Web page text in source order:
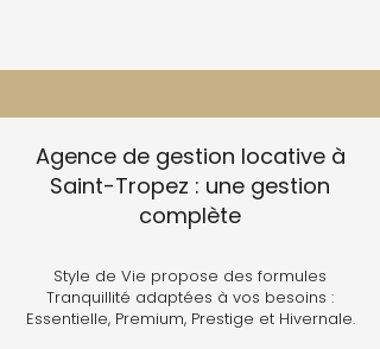
Agence de gestion locative à
Saint-Tropez : une gestion
complète
Style de Vie propose des formules
Tranquillité adaptées à vos besoins :
Essentielle, Premium, Prestige et Hivernale.